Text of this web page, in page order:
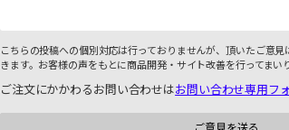
こちらの投稿への個別対応は行っておりませんが、頂いたご意
きます。お客様の声をもとに商品開発・サイト改善を行ってまい
ご注文にかかわるお問い合わせはお問い合わせ専用フ